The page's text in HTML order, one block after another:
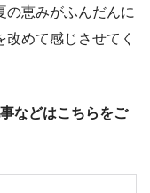
の恵みがふんだんに
めて感じさせてく
などはこちらをご